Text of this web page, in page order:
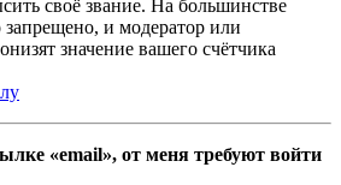
своё звание. На большинстве
и модератор или
значение вашего счётчика
«email», от меня требуют войти